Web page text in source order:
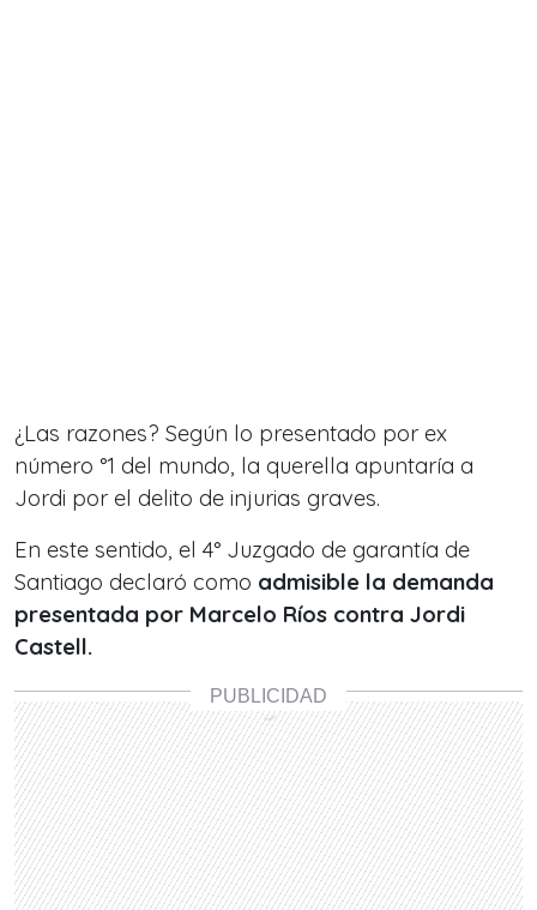
¿Las razones? Según lo presentado por ex
número °1 del mundo, la querella apuntaría a
Jordi por el delito de injurias graves.
En este sentido, el 4° Juzgado de garantía de
Santiago declaró como admisible la demanda
presentada por Marcelo Ríos contra Jordi
Castell.